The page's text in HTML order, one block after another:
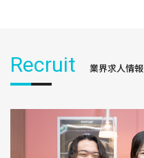
Recruit 業界求人情報